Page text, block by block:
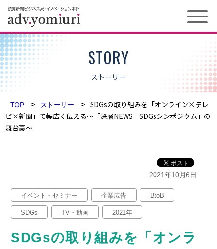
ソリューション
メディア
新聞
プロジェクト
ニュース
お知らせ
調査データ
媒体資料ダウンロード
読売新聞
STORY
ストーリー
TOP > ストーリー >
SDGsの取り組みを「オンライン×テレ
ビ×新聞」で幅広く伝える～「深層NEWS SDGsシンポジウム」の
舞台裏～
2021年10月6日
イベント・セミナー 企業広告 BtoB
SDGs TV・動画 2021年
SDGsの取り組みを「オンラ